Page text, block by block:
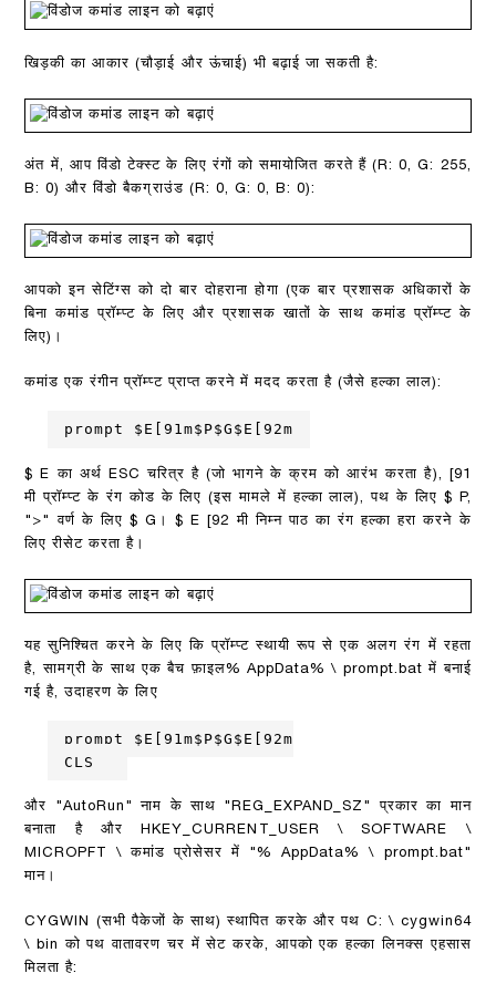
खिड़की का आकार (चौड़ाई और ऊंचाई) भी बढ़ाई जा सकती है:
अंत में, आप विंडो टेक्स्ट के लिए रंगों को समायोजित करते हैं (R: 0, G: 255,
B: 0) और विंडो बैकग्राउंड (R: 0, G: 0, B: 0):
आपको इन सेटिंग्स को दो बार दोहराना होगा (एक बार प्रशासक अधिकारों के
बिना कमांड प्रॉम्प्ट के लिए और प्रशासक खातों के साथ कमांड प्रॉम्प्ट के
लिए)।
कमांड एक रंगीन प्रॉम्प्ट प्राप्त करने में मदद करता है (जैसे हल्का लाल):
prompt $E[91m$P$G$E[92m
$ E का अर्थ ESC चरित्र है (जो भागने के क्रम को आरंभ करता है), [91
मी प्रॉम्प्ट के रंग कोड के लिए (इस मामले में हल्का लाल), पथ के लिए $ P,
">" वर्ण के लिए $ G। $ E [92 मी निम्न पाठ का रंग हल्का हरा करने के
लिए रीसेट करता है।
यह सुनिश्चित करने के लिए कि प्रॉम्प्ट स्थायी रूप से एक अलग रंग में रहता
है, सामग्री के साथ एक बैच फ़ाइल% AppData% \ prompt.bat में बनाई
गई है, उदाहरण के लिए
CLS
और "AutoRun" नाम के साथ "REG_EXPAND_SZ" प्रकार का मान
बनाता है और HKEY_CURRENT_USER \ SOFTWARE \
MICROPFT \ कमांड प्रोसेसर में "% AppData% \ prompt.bat"
मान।
CYGWIN (सभी पैकेजों के साथ) स्थापित करके और पथ C: \ cygwin64
\ bin को पथ वातावरण चर में सेट करके, आपको एक हल्का लिनक्स एहसास
मिलता है: